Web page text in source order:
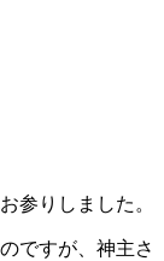
参りしました。
ですが、神主さ